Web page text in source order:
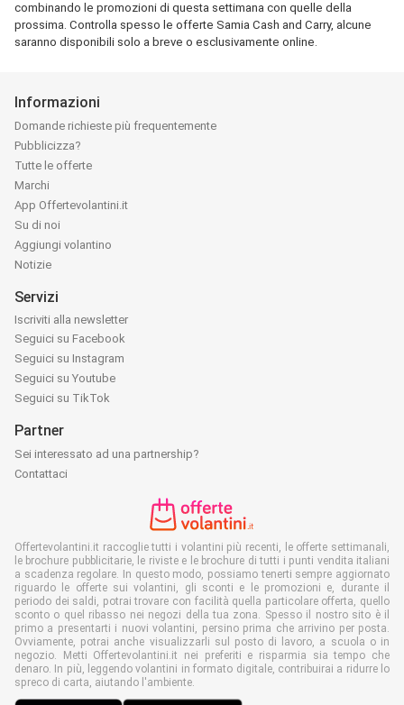
combinando le promozioni di questa settimana con quelle della
prossima. Controlla spesso le offerte Samia Cash and Carry, alcune
saranno disponibili solo a breve o esclusivamente online.
Informazioni
Domande richieste più frequentemente
Pubblicizza?
Tutte le offerte
Marchi
App Offertevolantini.it
Su di noi
Aggiungi volantino
Notizie
Servizi
Iscriviti alla newsletter
Seguici su Facebook
Seguici su Instagram
Seguici su Youtube
Seguici su TikTok
Partner
Sei interessato ad una partnership?
Contattaci
Offertevolantini.it raccoglie tutti i volantini più recenti, le offerte settimanali,
le brochure pubblicitarie, le riviste e le brochure di tutti i punti vendita italiani
a scadenza regolare. In questo modo, possiamo tenerti sempre aggiornato
riguardo le offerte sui volantini, gli sconti e le promozioni e, durante il
periodo dei saldi, potrai trovare con facilità quella particolare offerta, quello
sconto o quel ribasso nei negozi della tua zona. Spesso il nostro sito è il
primo a presentarti i nuovi volantini, persino prima che arrivino per posta.
Ovviamente, potrai anche visualizzarli sul posto di lavoro, a scuola o in
negozio. Metti Offertevolantini.it nei preferiti e risparmia sia tempo che
denaro. In più, leggendo volantini in formato digitale, contribuirai a ridurre lo
spreco di carta, aiutando l'ambiente.